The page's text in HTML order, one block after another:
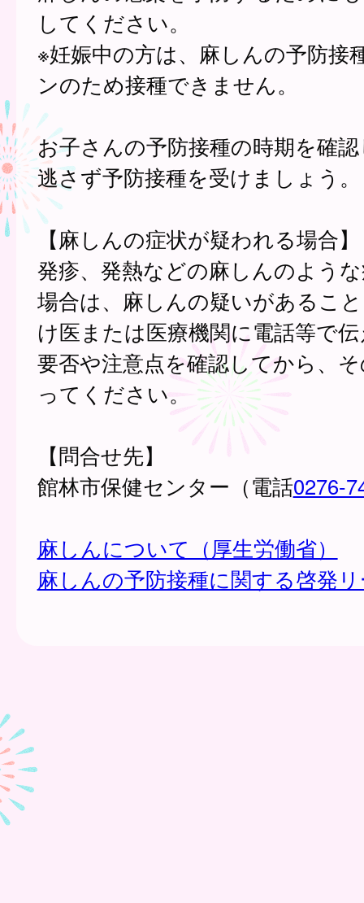
してください。
※妊娠中の方は、麻しんの予防接
ンのため接種できません。
お子さんの予防接種の時期を確
逃さず予防接種を受けましょう。
【麻しんの症状が疑われる場合】
発疹、発熱などの麻しんのよう
場合は、麻しんの疑いがあるこ
け医または医療機関に電話等で
要否や注意点を確認してから、
ってください。
【問合せ先】
館林市保健センター（電話0276-
麻しんについて（厚生労働省）
麻しんの予防接種に関する啓発